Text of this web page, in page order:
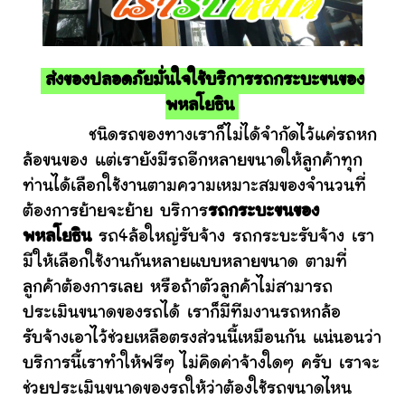
ส่งของปลอดภัยมั่นใจใช้บริการรถกระบะขนของ
พหลโยธิน
ชนิดรถของทางเราก็ไม่ได้จำกัดไว้แค่รถหก
ล้อขนของ แต่เรายังมีรถอีกหลายขนาดให้ลูกค้าทุก
ท่านได้เลือกใช้งานตามความเหมาะสมของจำนวนที่
ต้องการย้ายจะย้าย บริการรถกระบะขนของ
พหลโยธินรถ4ล้อใหญ่รับจ้าง รถกระบะรับจ้าง เรา
มีให้เลือกใช้งานกันหลายแบบหลายขนาด ตามที่
ลูกค้าต้องการเลย หรือถ้าตัวลูกค้าไม่สามารถ
ประเมินขนาดของรถได้ เราก็มีทีมงานรถหกล้อ
รับจ้างเอาไว้ช่วยเหลือตรงส่วนนี้เหมือนกัน แน่นอนว่า
บริการนี้เราทำให้ฟรีๆ ไม่คิดค่าจ้างใดๆ ครับ เราจะ
ช่วยประเมินขนาดของรถให้ว่าต้องใช้รถขนาดไหน